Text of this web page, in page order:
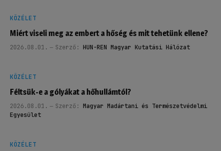
KÖZÉLET
Miért viseli meg az embert a hőség és mit tehetünk ellene?
2026.08.01. Szerző: HUN-REN Magyar Kutatási Hálózat
KÖZÉLET
Féltsük-e a gólyákat a hőhullámtól?
2026.08.01. Szerző: Magyar Madártani és Természetvédelmi
Egyesület
KÖZÉLET